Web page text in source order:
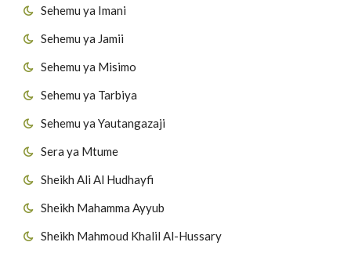
Sehemu ya Imani
Sehemu ya Jamii
Sehemu ya Misimo
Sehemu ya Tarbiya
Sehemu ya Yautangazaji
Sera ya Mtume
Sheikh Ali Al Hudhayfi
Sheikh Mahamma Ayyub
Sheikh Mahmoud Khalil Al-Hussary